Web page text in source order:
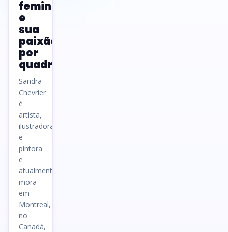
femininos
e
sua
paixão
por
quadrinhos
Sandra
Chevrier
é
artista,
ilustradora
e
pintora
e
atualmente
mora
em
Montreal,
no
Canadá,